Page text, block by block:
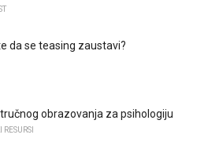
da se teasing zaustavi?
obrazovanja za psihologiju
RESURSI